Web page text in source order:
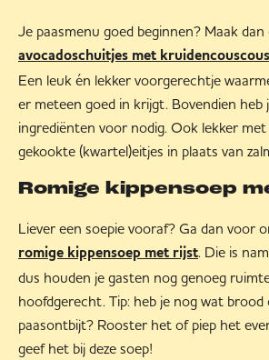
Je paasmenu goed beginnen? Maak dan
avocadoschuitjes met
Een leuk én lekker voorgerechtje
er meteen goed in krijgt. Bovendien heb
ingrediënten voor nodig. Ook lekker
gekookte (kwartel)eitjes in plaats van
Romige kippensoep
Liever een soepie vooraf? Ga dan voor
romige kippensoep met rijst. Die is
dus houden je gasten nog genoeg
hoofdgerecht. Tip: heb je nog wat brood
paasontbijt? Rooster het of piep het
geef het bij deze soep!